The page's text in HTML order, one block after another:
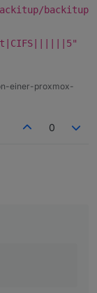
backitup
einer-proxmox-
0